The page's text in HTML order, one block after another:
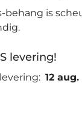
behang is
levering!
12 aug.